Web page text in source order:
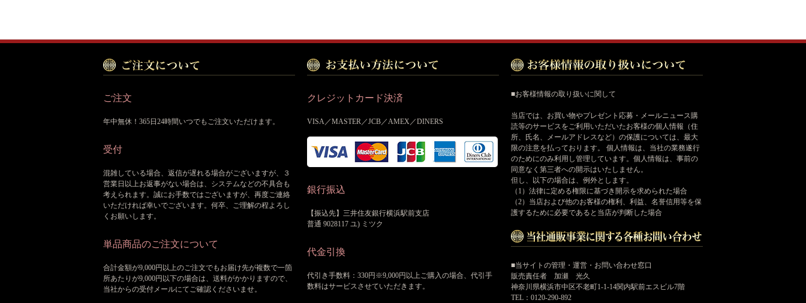
ご注文
年中無休！365日24時間いつでもご注文いただけます。
受付
混雑している場合、返信が遅れる場合がございますが、３
営業日以上お返事がない場合は、システムなどの不具合も
考えられます。誠にお手数ではございますが、再度ご連絡
いただければ幸いでございます。何卒、ご理解の程よろし
くお願いします。
単品商品のご注文について
合計金額が9,000円以上のご注文でもお届け先が複数で一箇
所あたりが9,000円以下の場合は、送料がかかりますので、
当社からの受付メールにてご確認くださいませ。
クレジットカード決済
VISA／MASTER／JCB／AMEX／DINERS
銀行振込
【振込先】三井住友銀行横浜駅前支店
普通 9028117 ユ) ミツク
代金引換
代引き手数料：330円※9,000円以上ご購入の場合、代引手
数料はサービスさせていただきます。
■お客様情報の取り扱いに関して
当店では、お買い物やプレゼント応募・メールニュース購
読等のサービスをご利用いただいたお客様の個人情報（住
所、氏名、メールアドレスなど）の保護については、最大
限の注意を払っております。 個人情報は、当社の業務遂行
のためにのみ利用し管理しています。個人情報は、事前の
同意なく第三者への開示はいたしません。
但し、以下の場合は、例外とします。
（1）法律に定める権限に基づき開示を求められた場合
（2）当店および他のお客様の権利、利益、名誉信用等を保
護するために必要であると当店が判断した場合
■当サイトの管理・運営・お問い合わせ窓口
販売責任者 加瀬 光久
神奈川県横浜市中区不老町1-1-14関内駅前エスビル7階
TEL：0120-290-892